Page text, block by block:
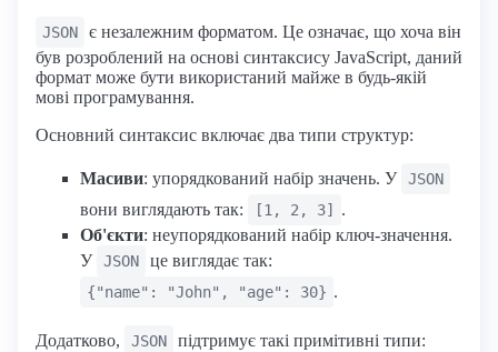
JSON
є незалежним форматом. Це означає, що хоча він
був розроблений на основі синтаксису JavaScript, даний
формат може бути використаний майже в будь-якій
мові програмування.
Основний синтаксис включає два типи структур:
Масиви: упорядкований набір значень. У JSON
вони виглядають так: [1, 2, 3]
.
Об'єкти: неупорядкований набір ключ-значення.
У JSON це виглядає так:
{"name": "John", "age": 30} .
Додатково, JSON
підтримує такі примітивні типи: